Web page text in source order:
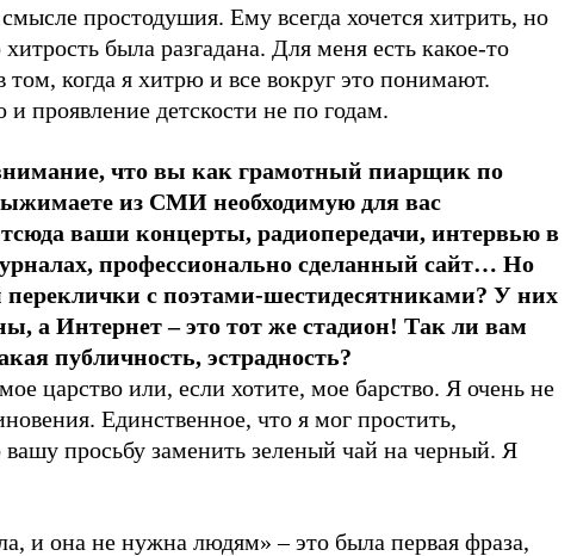
простодушия. Ему всегда хочется хитрить, но
была разгадана. Для меня есть какое-то
том, когда я хитрю и все вокруг это понимают.
проявление детскости не по годам.
что вы как грамотный пиарщик по
из СМИ необходимую для вас
ваши концерты, радиопередачи, интервью в
профессионально сделанный сайт… Но
переклички с поэтами-шестидесятниками? У них
а Интернет – это тот же стадион! Так ли вам
публичность, эстрадность?
царство или, если хотите, мое барство. Я очень не
Единственное, что я мог простить,
просьбу заменить зеленый чай на черный. Я
и она не нужна людям» – это была первая фраза,